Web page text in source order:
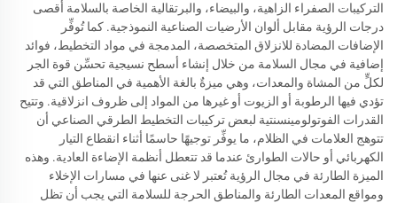
التركيبات الصفراء الزاهية، والبيضاء، والبرتقالية الخاصة بالسلامة أقصى
درجات الرؤية مقابل ألوان الأرضيات الصناعية النموذجية. كما تُوفِّر
الإضافات المضادة للانزلاق المتخصصة، المدمجة في مواد التخطيط، فوائد
إضافية في مجال السلامة من خلال إنشاء أسطح نسيجية تحسِّن قوة الجر
لكلٍّ من المشاة والمعدات، وهي ميزةٌ بالغة الأهمية في المناطق التي قد
تؤدي فيها الرطوبة أو الزيوت أو غيرها من المواد إلى ظروف انزلاقية. وتتيح
القدرات الفوتولومينسنتية لبعض تركيبات التخطيط الطرقي الصناعي أن
تتوهج العلامات في الظلام، ما يوفِّر توجيهًا حاسمًا أثناء انقطاع التيار
الكهربائي أو حالات الطوارئ عندما قد تتعطل أنظمة الإضاءة العادية. وهذه
الميزة الطارئة في مجال الرؤية تُعتبر لا غنى عنها في مسارات الإخلاء
ومواقع المعدات الطارئة والمناطق الحرجة للسلامة التي يجب أن تظل